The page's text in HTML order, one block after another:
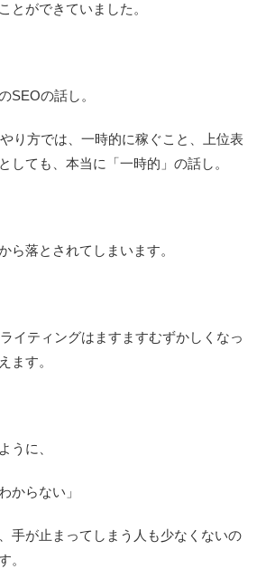
とができていました。
SEOの話し。
り方では、一時的に稼ぐこと、上位表
しても、本当に「一時的」の話し。
ら落とされてしまいます。
イティングはますますむずかしくなっ
ます。
うに、
からない」
手が止まってしまう人も少なくないの
。